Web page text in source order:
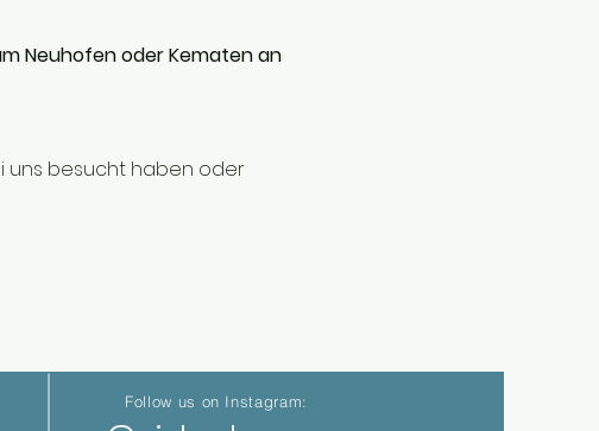
Neuhofen oder Kematen an
uns besucht haben oder
Follow us on Instagram: